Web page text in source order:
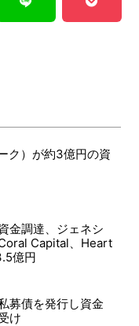
ク）が約3億円の資
金調達、ジェネシ
Capital、Heart
億円
募債を発行し資金
け